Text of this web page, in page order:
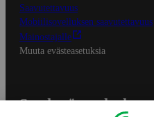
Saavutettavuus
Mobiilisovelluksen saavutettavuus
Mainostajalle
Muuta evästeasetuksia
S-ryhmän palvelut